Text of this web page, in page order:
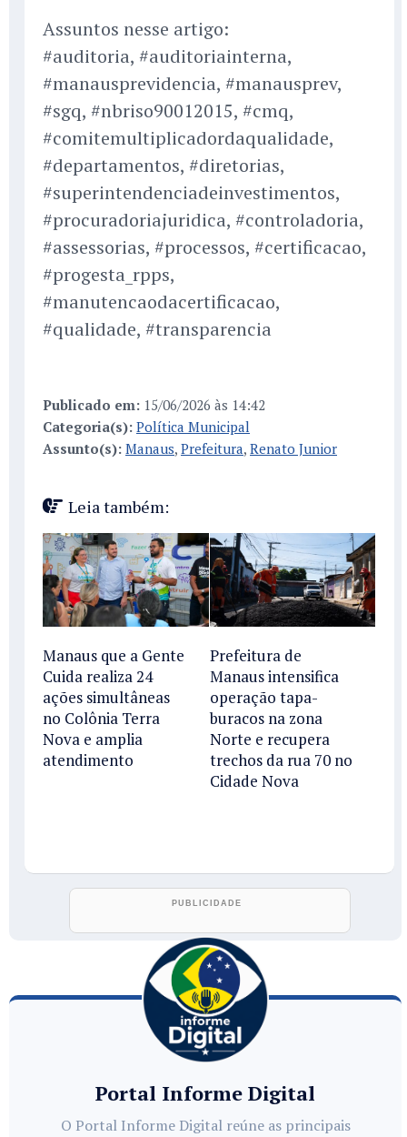
Assuntos nesse artigo:
#auditoria, #auditoriainterna,
#manausprevidencia, #manausprev,
#sgq, #nbriso90012015, #cmq,
#comitemultiplicadordaqualidade,
#departamentos, #diretorias,
#superintendenciadeinvestimentos,
#procuradoriajuridica, #controladoria,
#assessorias, #processos, #certificacao,
#progesta_rpps,
#manutencaodacertificacao,
#qualidade, #transparencia
Publicado em: 15/06/2026 às 14:42
Categoria(s): Política Municipal
Assunto(s): Manaus, Prefeitura, Renato Junior
Leia também:
Manaus que a Gente
Cuida realiza 24
ações simultâneas
no Colônia Terra
Nova e amplia
atendimento
Prefeitura de
Manaus intensifica
operação tapa-
buracos na zona
Norte e recupera
trechos da rua 70 no
Cidade Nova
Portal Informe Digital
O Portal Informe Digital reúne as principais